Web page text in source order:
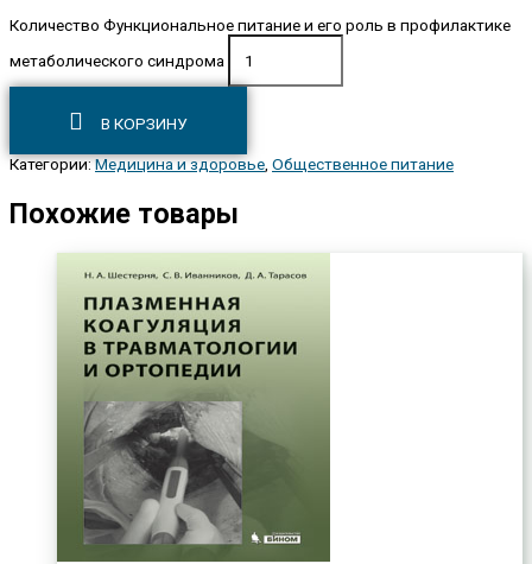
Количество Функциональное питание и его роль в профилактике
метаболического синдрома
В КОРЗИНУ
Категории:Медицина и здоровье, Общественное питание
Похожие товары